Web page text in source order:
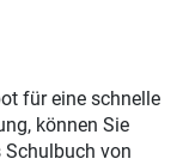
für eine schnelle
können Sie
von